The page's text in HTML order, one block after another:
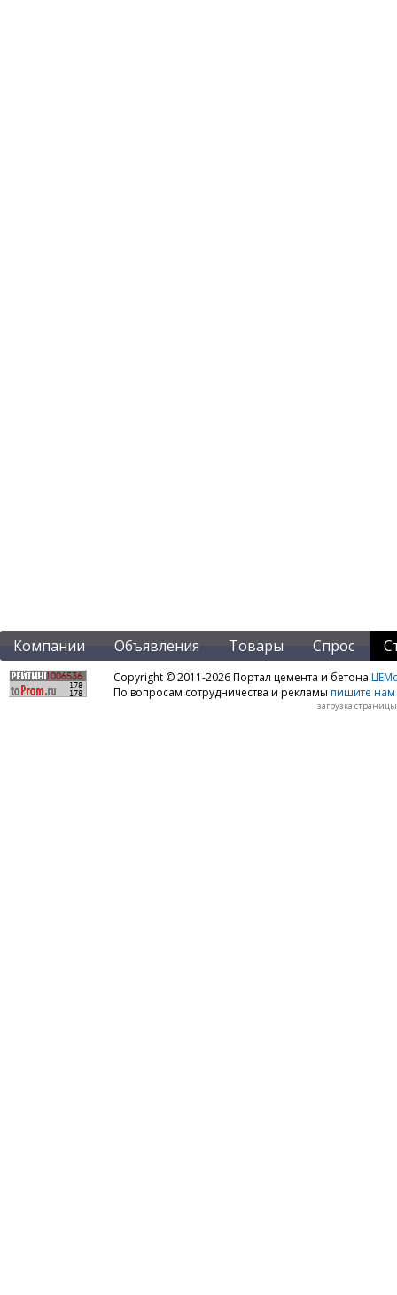
Компании Объявления Товары Спрос
Copyright © 2011-2026 Портал цемента и бетона
По вопросам сотрудничества и рекламы пишите нам
загрузка